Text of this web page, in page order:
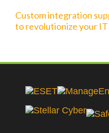
Custom integration
to revolutionize your